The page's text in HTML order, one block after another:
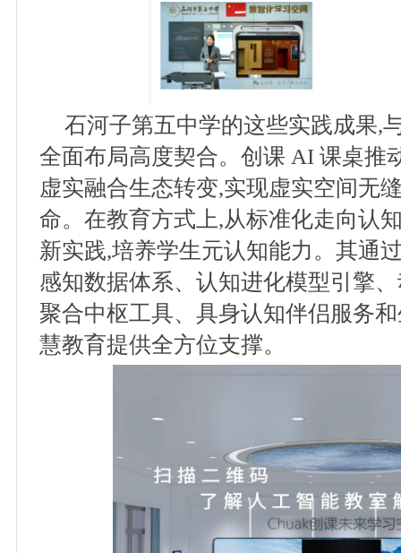
石河子第五中学的这些实践成果,
全面布局高度契合。创课 AI 课桌推
虚实融合生态转变,实现虚实空间无
命。在教育方式上,从标准化走向认
新实践,培养学生元认知能力。其通
感知数据体系、认知进化模型引擎
聚合中枢工具、具身认知伴侣服务
慧教育提供全方位支撑。